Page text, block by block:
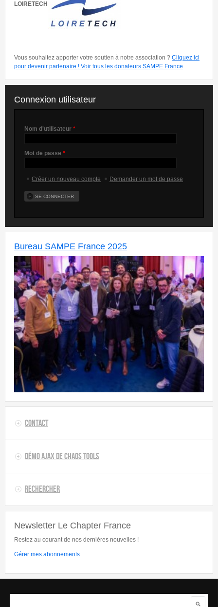
LOIRETECH
Vous souhaitez apporter votre soutien à notre association ? Cliquez ici
pour devenir partenaire ! Voir tous les donateurs SAMPE France
Connexion utilisateur
Nom d'utilisateur *
Mot de passe *
Créer un nouveau compte Demander un mot de passe
Bureau SAMPE France 2025
Contact
Démo AJAX de Chaos Tools
Rechercher
Newsletter Le Chapter France
Restez au courant de nos dernières nouvelles !
Gérer mes abonnements
Rechercher